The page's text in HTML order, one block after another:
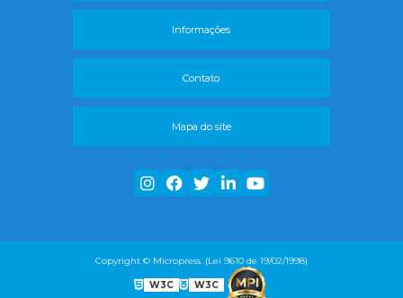
Informações
Contato
Mapa do site
Copyright © Micropress. (Lei 9610 de 19/02/1998)
W3C W3C